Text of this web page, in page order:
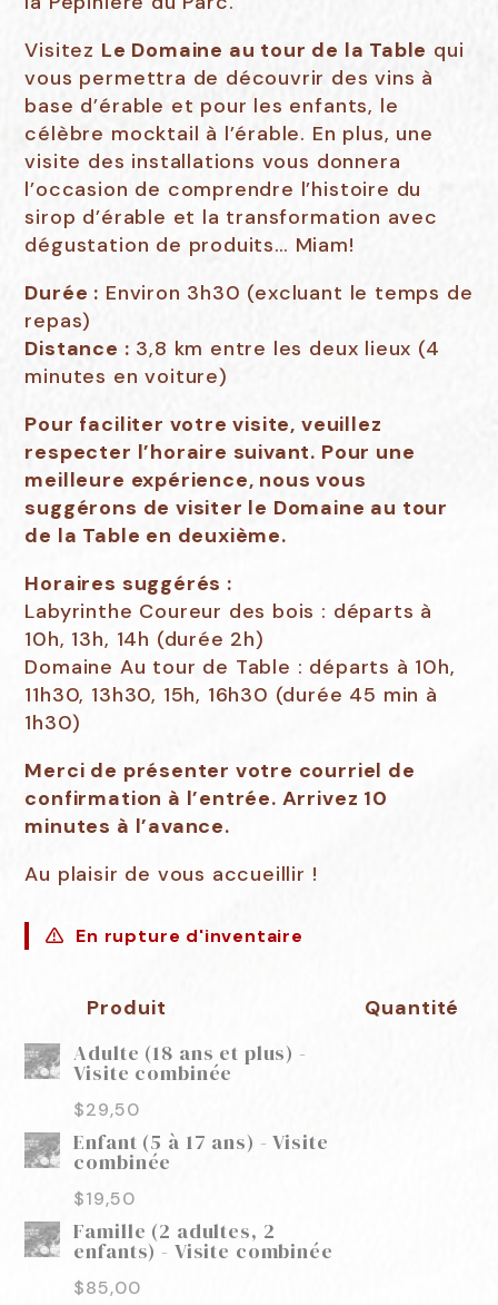
Visitez Le Domaine au tour de la Table qui
vous permettra de découvrir des vins à
base d’érable et pour les enfants, le
célèbre mocktail à l’érable. En plus, une
visite des installations vous donnera
l’occasion de comprendre l’histoire du
sirop d’érable et la transformation avec
dégustation de produits… Miam!
Durée : Environ 3h30 (excluant le temps de
repas)
Distance : 3,8 km entre les deux lieux (4
minutes en voiture)
Pour faciliter votre visite, veuillez
respecter l’horaire suivant. Pour une
meilleure expérience, nous vous
suggérons de visiter le Domaine au tour
de la Table en deuxième.
Horaires suggérés :
Labyrinthe Coureur des bois : départs à
10h, 13h, 14h (durée 2h)
Domaine Au tour de Table : départs à 10h,
11h30, 13h30, 15h, 16h30 (durée 45 min à
1h30)
Merci de présenter votre courriel de
confirmation à l’entrée. Arrivez 10
minutes à l’avance.
Au plaisir de vous accueillir !
En rupture d'inventaire
Produit Quantité
Adulte (18 ans et plus) -
Visite combinée
$29,50
Enfant (5 à 17 ans) - Visite
combinée
$19,50
Famille (2 adultes, 2
enfants) - Visite combinée
$85,00